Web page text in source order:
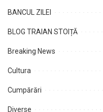
BANCUL ZILEI
BLOG TRAIAN STOIȚĂ
Breaking News
Cultura
Cumpărări
Diverse